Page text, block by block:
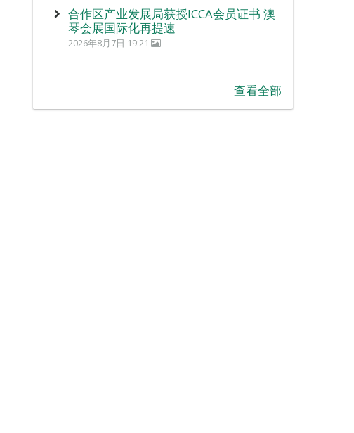
合作区产业发展局获授ICCA会员证书 澳
琴会展国际化再提速
2026年8月7日 19:21
查看全部